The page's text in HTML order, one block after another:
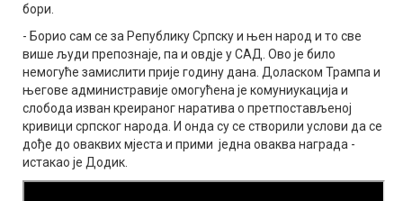
бори.
- Борио сам се за Републику Српску и њен народ и то све
више људи препознаје, па и овдје у САД. Ово је било
немогуће замислити прије годину дана. Доласком Трампа и
његове администравије омогућена је комуниукација и
слобода изван креираног наратива о претпостављеној
кривици српског народа. И онда су се створили услови да се
дође до оваквих мјеста и прими једна оваква награда -
истакао је Додик.